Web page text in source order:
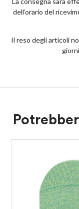
dell’orario del
Il reso degli articoli